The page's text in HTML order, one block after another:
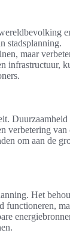
stadsplanning.
maar
infrastructuur,
Duurzaamheid
verbetering
om aan de
Het
functioneren,